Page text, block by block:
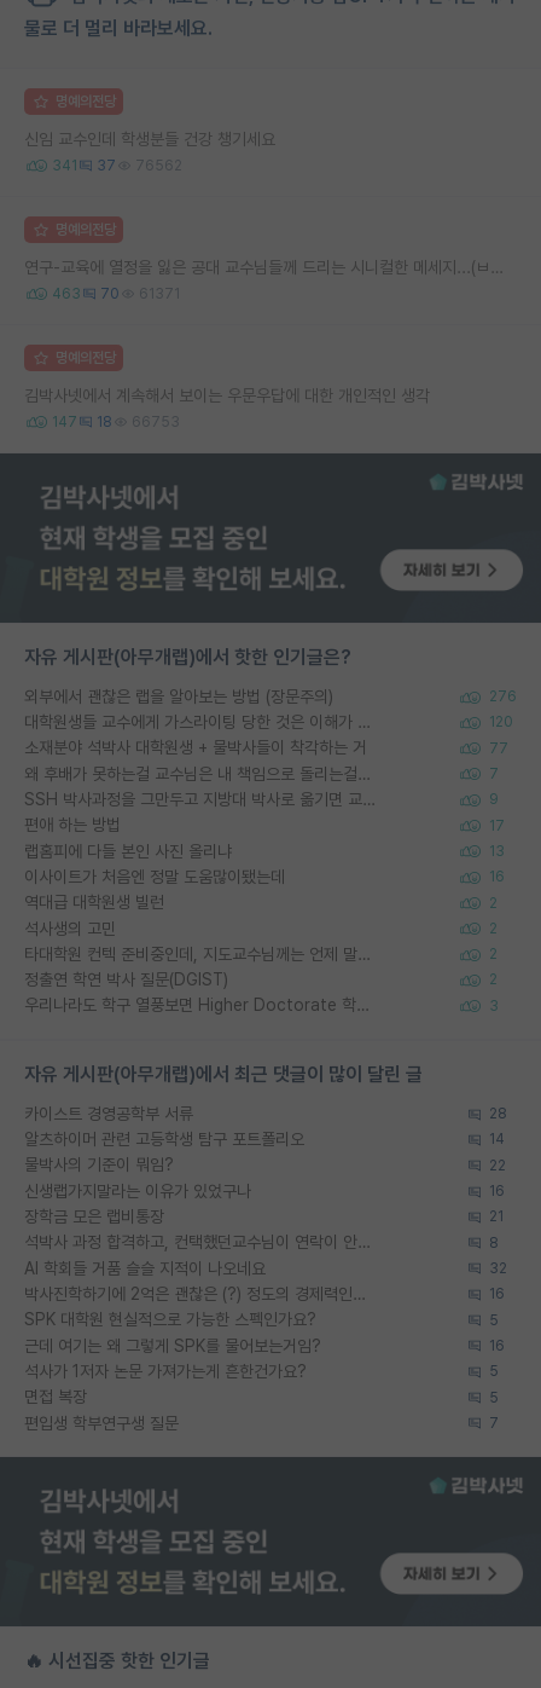
물로 더 멀리 바라보세요.
명예의전당
신임 교수인데 학생분들 건강 챙기세요
341 37 76562
명예의전당
연구-교육에 열정을 잃은 공대 교수님들께 드리는 시니컬한 메세지...(ㅂㄷㅂㄷ)
463 70 61371
명예의전당
김박사넷에서 계속해서 보이는 우문우답에 대한 개인적인 생각
147 18 66753
자유 게시판(아무개랩)에서 핫한 인기글은?
외부에서 괜찮은 랩을 알아보는 방법 (장문주의) 276
대학원생들 교수에게 가스라이팅 당한 것은 이해가 갑니다. 안타깝네요. 120
소재분야 석박사 대학원생 + 물박사들이 착각하는 거 77
왜 후배가 못하는걸 교수님은 내 책임으로 돌리는걸까요? 7
SSH 박사과정을 그만두고 지방대 박사로 옮기면 교수의 꿈은 끝일까요? 9
편애 하는 방법 17
랩홈피에 다들 본인 사진 올리냐 13
이사이트가 처음엔 정말 도움많이됐는데 16
역대급 대학원생 빌런 2
석사생의 고민 2
타대학원 컨텍 준비중인데, 지도교수님께는 언제 말씀드려야 할까요? 2
정출연 학연 박사 질문(DGIST) 2
우리나라도 학구 열풍보면 Higher Doctorate 학위가 필요하다고 봅니다. 3
자유 게시판(아무개랩)에서 최근 댓글이 많이 달린 글
카이스트 경영공학부 서류 28
알츠하이머 관련 고등학생 탐구 포트폴리오 14
물박사의 기준이 뭐임? 22
신생랩가지말라는 이유가 있었구나 16
장학금 모은 랩비통장 21
석박사 과정 합격하고, 컨택했던교수님이 연락이 안됩니다... 8
AI 학회들 거품 슬슬 지적이 나오네요 32
박사진학하기에 2억은 괜찮은 (?) 정도의 경제력인가요 16
SPK 대학원 현실적으로 가능한 스펙인가요? 5
근데 여기는 왜 그렇게 SPK를 물어보는거임? 16
석사가 1저자 논문 가져가는게 흔한건가요? 5
면접 복장 5
편입생 학부연구생 질문 7
🔥 시선집중 핫한 인기글